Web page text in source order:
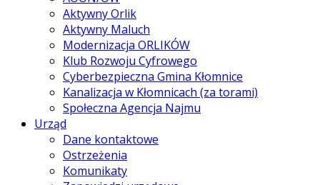
Aktywny Orlik
Aktywny Maluch
Modernizacja ORLIKÓW
Klub Rozwoju Cyfrowego
Cyberbezpieczna Gmina Kłomnice
Kanalizacja w Kłomnicach (za torami)
Społeczna Agencja Najmu
Urząd
Dane kontaktowe
Ostrzeżenia
Komunikaty